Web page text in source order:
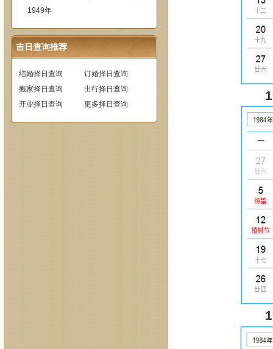
1949年
吉日查询推荐
结婚择日查询
订婚择日查询
搬家择日查询
出行择日查询
开业择日查询
更多择日查询